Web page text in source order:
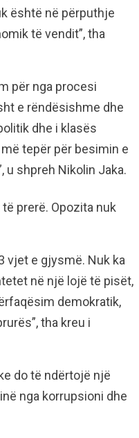
është në përputhje
të vendit”, tha
për nga procesi
e rëndësishme dhe
dhe i klasës
tepër për besimin e
u shpreh Nikolin Jaka.
prerë. Opozita nuk
vjet e gjysmë. Nuk ka
në një lojë të pisët,
demokratik,
tha kreu i
do të ndërtojë një
nga korrupsioni dhe